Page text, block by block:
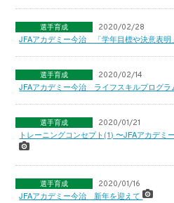
選手育成 2020/02/28
JFAアカデミー今治 「学年目標や決意表
選手育成 2020/02/14
JFAアカデミー今治 ライフスキルプログ
選手育成 2020/01/21
トレーニングコンセプト(1) 〜JFAアカデミ
選手育成 2020/01/16
JFAアカデミー今治 新年を迎えて